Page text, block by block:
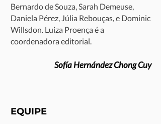
Bernardo de Souza, Sarah Demeuse,
Daniela Pérez, Júlia Rebouças, e Dominic
Willsdon. Luiza Proença é a
coordenadora editorial.
Sofía Hernández Chong Cuy
EQUIPE